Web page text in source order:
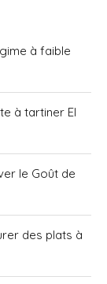
à faible
à tartiner El
le Goût de
des plats à